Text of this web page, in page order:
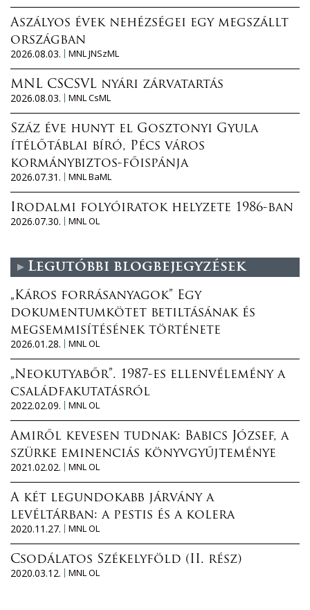
Aszályos évek nehézségei egy megszállt
országban
2026.08.03.
MNL JNSzML
MNL CSCSVL nyári zárvatartás
2026.08.03.
MNL CsML
Száz éve hunyt el Gosztonyi Gyula
ítélőtáblai bíró, Pécs város
kormánybiztos-főispánja
2026.07.31.
MNL BaML
Irodalmi folyóiratok helyzete 1986-ban
2026.07.30.
MNL OL
Legutóbbi blogbejegyzések
„Káros forrásanyagok” Egy
dokumentumkötet betiltásának és
megsemmisítésének története
2026.01.28.
MNL OL
„Neokutyabőr”. 1987-es ellenvélemény a
családfakutatásról
2022.02.09.
MNL OL
Amiről kevesen tudnak: Babics József, a
szürke eminenciás könyvgyűjteménye
2021.02.02.
MNL OL
A két legundokabb járvány a
levéltárban: a pestis és a kolera
2020.11.27.
MNL OL
Csodálatos Székelyföld (II. rész)
2020.03.12.
MNL OL